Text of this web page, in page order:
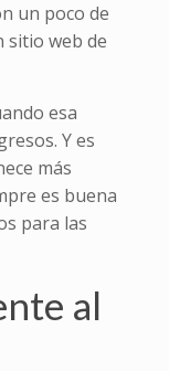
un poco de
sitio web de
esa
Y es
más
es buena
para las
al